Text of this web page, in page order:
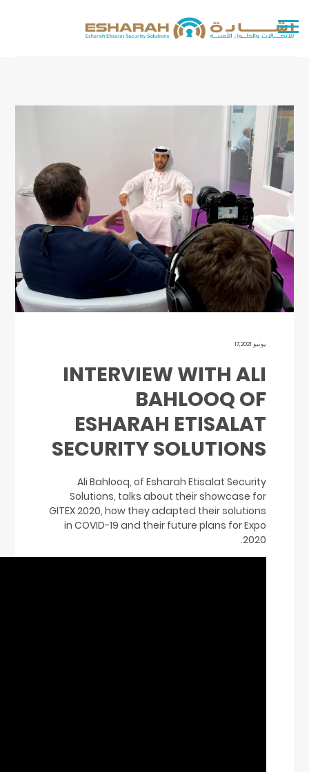
يونيو 17,2021
INTERVIEW WITH ALI
BAHLOOQ OF
ESHARAH ETISALAT
SECURITY SOLUTIONS
Ali Bahlooq, of Esharah Etisalat Security
Solutions, talks about their showcase for
GITEX 2020, how they adapted their solutions
in COVID-19 and their future plans for Expo
2020.